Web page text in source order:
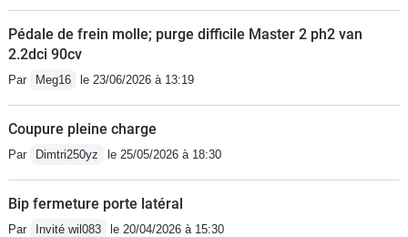
Pédale de frein molle; purge difficile Master 2 ph2 van
2.2dci 90cv
Par Meg16 le 23/06/2026 à 13:19
Coupure pleine charge
Par Dimtri250yz le 25/05/2026 à 18:30
Bip fermeture porte latéral
Par Invité wil083 le 20/04/2026 à 15:30